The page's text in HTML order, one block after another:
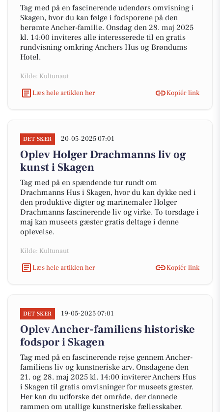
Tag med på en fascinerende udendørs omvisning i
Skagen, hvor du kan følge i fodsporene på den
berømte Ancher-familie. Onsdag den 28. maj 2025
kl. 14:00 inviteres alle interesserede til en gratis
rundvisning omkring Anchers Hus og Brøndums
Hotel.
Kilde: Kultunaut
Læs hele artiklen her
Kopiér link
DET SKER 20-05-2025 07:01
Oplev Holger Drachmanns liv og
kunst i Skagen
Tag med på en spændende tur rundt om
Drachmanns Hus i Skagen, hvor du kan dykke ned i
den produktive digter og marinemaler Holger
Drachmanns fascinerende liv og virke. To torsdage i
maj kan museets gæster gratis deltage i denne
oplevelse.
Kilde: Kultunaut
Læs hele artiklen her
Kopiér link
DET SKER 19-05-2025 07:01
Oplev Ancher-familiens historiske
fodspor i Skagen
Tag med på en fascinerende rejse gennem Ancher-
familiens liv og kunstneriske arv. Onsdagene den
21. og 28. maj 2025 kl. 14:00 inviterer Anchers Hus
i Skagen til gratis omvisninger for museets gæster.
Her kan du udforske det område, der dannede
rammen om utallige kunstneriske fællesskaber.